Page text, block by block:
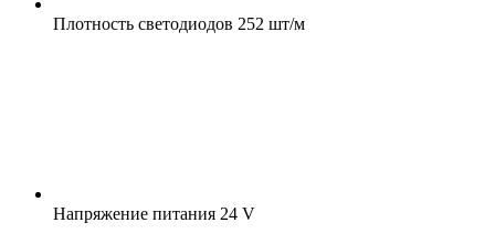
Плотность светодиодов 252 шт/м
Напряжение питания 24 V